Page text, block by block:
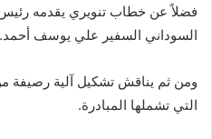
فضلاً عن خطاب تنويري يقدمه رئيس
السوداني السفير علي يوسف أحمد.
ومن ثم يناقش تشكيل آلية رصيفة
التي تشملها المبادرة.